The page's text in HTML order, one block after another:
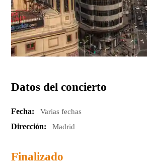
Datos del concierto
Fecha: Varias fechas
Dirección: Madrid
Finalizado